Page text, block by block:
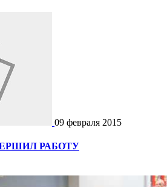
09 февраля 2015
РАБОТУ